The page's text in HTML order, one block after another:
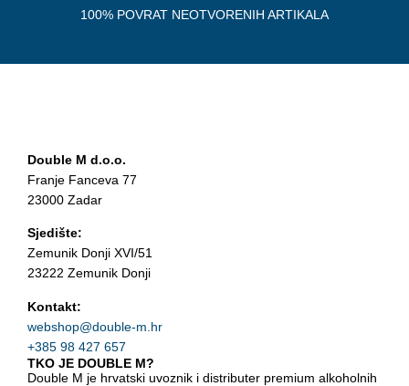
100% POVRAT NEOTVORENIH ARTIKALA
Double M d.o.o.
Franje Fanceva 77
23000 Zadar
Sjedište:
Zemunik Donji XVI/51
23222 Zemunik Donji
Kontakt:
webshop@double-m.hr
+385 98 427 657
TKO JE DOUBLE M?
Double M je hrvatski uvoznik i distributer premium alkoholnih